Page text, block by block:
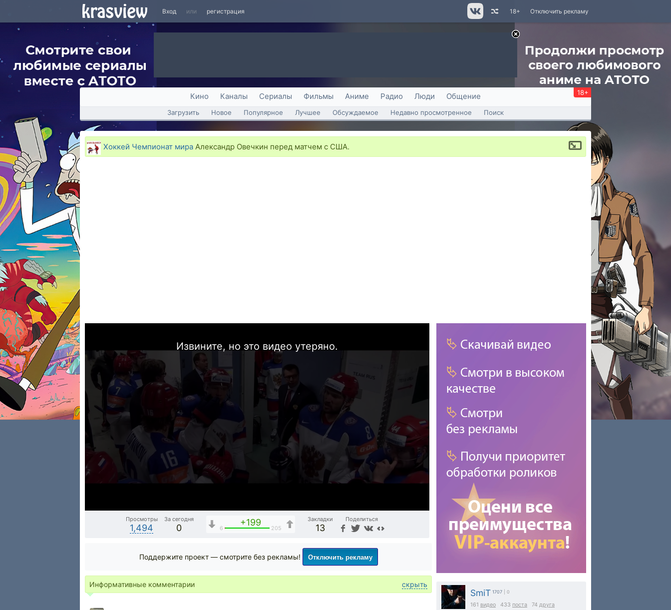
Вход или регистрация Отключить рекламу
18+
Кино Каналы Сериалы Фильмы Аниме Радио Люди Общение 18+
Загрузить Новое Популярное Лучшее Обсуждаемое Недавно просмотренное Поиск
Хоккей Чемпионат мира Александр Овечкин перед матчем с США.
Извините, но это видео утеряно.
Просмотры
1,494
За сегодня
0
+199
6 205
Закладки
13
Поделиться
SmiT 1707 | 0
161 видео 433 поста 74 друга
Поддержите проект — смотрите без рекламы! Отключить рекламу
Информативные комментарии скрыть